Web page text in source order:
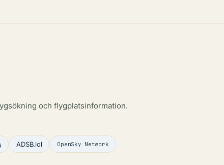
och flygplatsinformation.
ADSB.lol OpenSky Network